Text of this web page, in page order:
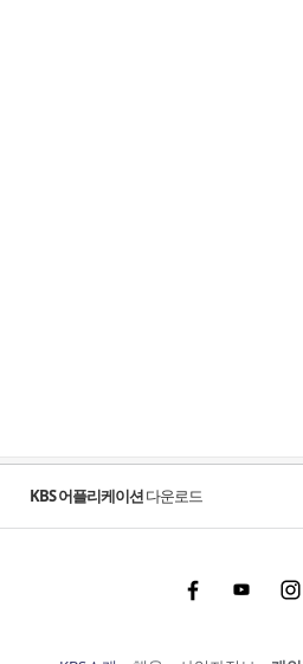
KBS 어플리케이션다운로드
FacebookYoutube